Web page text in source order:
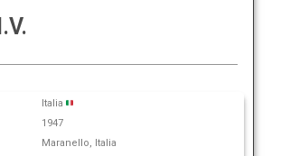
Italia
1947
Maranello, Italia